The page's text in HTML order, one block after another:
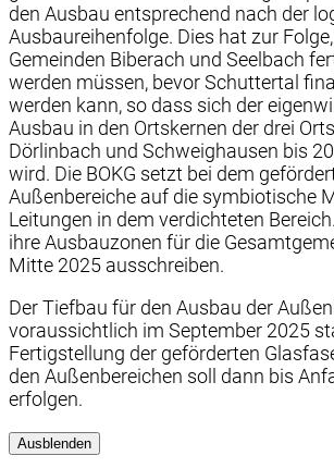
den Ausbau entsprechend nach der
Ausbaureihenfolge. Dies hat zur
Gemeinden Biberach und Seelbach
werden müssen, bevor Schuttertal
werden kann, so dass sich der
Ausbau in den Ortskernen der drei
Dörlinbach und Schweighausen bis
wird. Die BOKG setzt bei dem
Außenbereiche auf die symbiotische
Leitungen in dem verdichteten
ihre Ausbauzonen für die
Mitte 2025 ausschreiben.
Der Tiefbau für den Ausbau der
voraussichtlich im September 2025
Fertigstellung der geförderten
den Außenbereichen soll dann bis
erfolgen.
Ausblenden